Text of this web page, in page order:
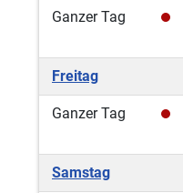
Ganzer Tag
Freitag
Ganzer Tag
Samstag